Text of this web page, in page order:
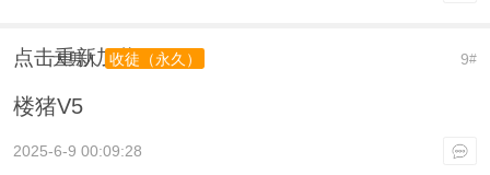
点击重新加载 9#
大男人 收徒（永久）
楼猪V5
2025-6-9 00:09:28